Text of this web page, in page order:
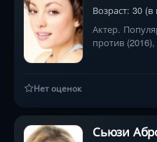
Возраст: 30
Актер.
против
Нет оценок
Сьюзи